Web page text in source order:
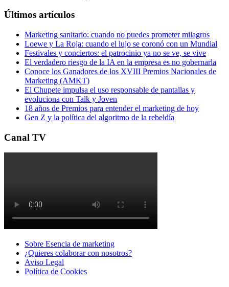
Últimos artículos
Marketing sanitario: cuando no puedes prometer milagros
Loewe y La Roja: cuando el lujo se coronó con un Mundial
Festivales y conciertos: el patrocinio ya no se ve, se vive
El verdadero riesgo de la IA en la empresa es no gobernarla
Conoce los Ganadores de los XVIII Premios Nacionales de
Marketing (AMKT)
El Chupete impulsa el uso responsable de pantallas y
evoluciona con Talk y Joven
18 años de Premios para entender el marketing de hoy
Gen Z y la política del algoritmo de la rebeldía
Canal TV
Sobre Esencia de marketing
¿Quieres colaborar con nosotros?
Aviso Legal
Polí­tica de Cookies